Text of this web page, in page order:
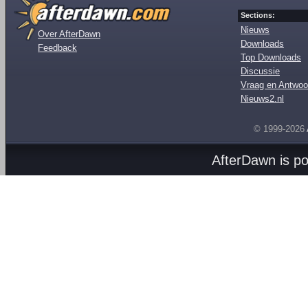
Over AfterDawn
Feedback
Sections:
Nieuws
Downloads
Top Downloads
Discussie
Vraag en
Nieuws2.nl
© 1999-2026
AfterDawn is